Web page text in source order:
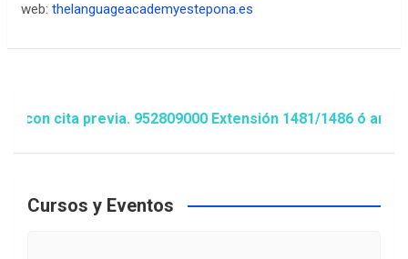
web: thelanguageacademyestepona.es
cita previa. 952809000 Extensión 1481/1486 ó
Cursos y Eventos